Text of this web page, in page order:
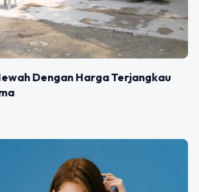
Dengan Harga Terjangkau